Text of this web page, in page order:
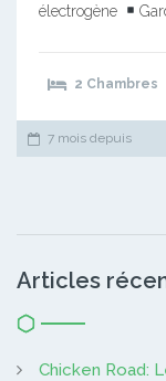
électrogène
2 Chambres
7 mois depuis
Articles
Chicken Road: